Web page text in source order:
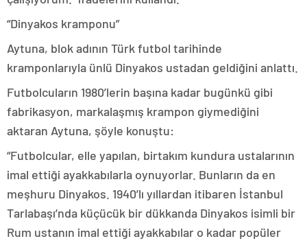
“Dinyakos kramponu”
Aytuna, blok adının Türk futbol tarihinde
kramponlarıyla ünlü Dinyakos ustadan geldiğini anlattı.
Futbolcuların 1980’lerin başına kadar bugünkü gibi
fabrikasyon, markalaşmış krampon giymediğini
aktaran Aytuna, şöyle konuştu:
“Futbolcular, elle yapılan, birtakım kundura ustalarının
imal ettiği ayakkabılarla oynuyorlar. Bunların da en
meşhuru Dinyakos. 1940’lı yıllardan itibaren İstanbul
Tarlabaşı’nda küçücük bir dükkanda Dinyakos isimli bir
Rum ustanın imal ettiği ayakkabılar o kadar popüler